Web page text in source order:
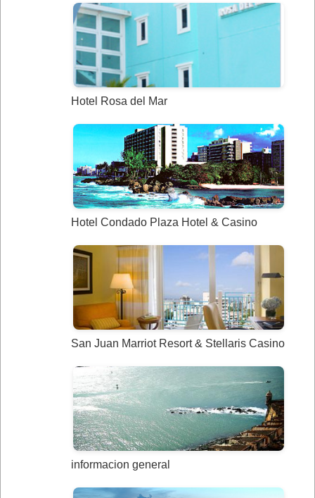
Hotel Rosa del Mar
Hotel Condado Plaza Hotel & Casino
San Juan Marriot Resort & Stellaris Casino
informacion general